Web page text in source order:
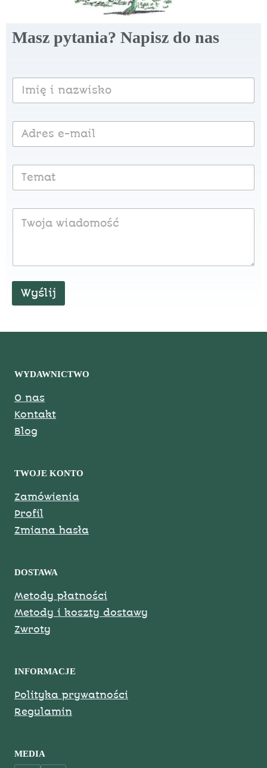
Masz pytania? Napisz do nas
Wyślij
WYDAWNICTWO
O nas
Kontakt
Blog
TWOJE KONTO
Zamówienia
Profil
Zmiana hasła
DOSTAWA
Metody płatności
Metody i koszty dostawy
Zwroty
INFORMACJE
Polityka prywatności
Regulamin
MEDIA